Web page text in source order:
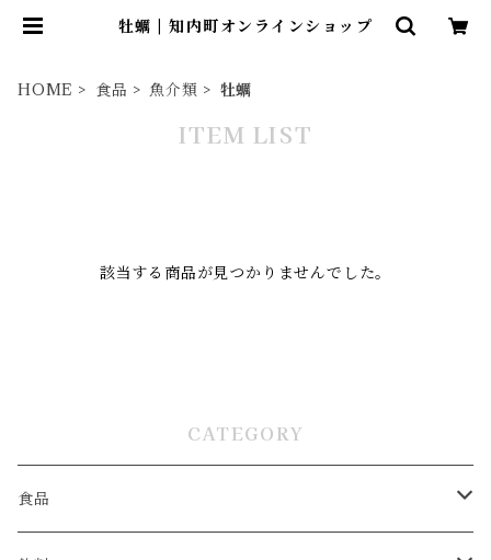
牡蠣 | 知内町オンラインショップ
HOME 食品 魚介類 牡蠣
ITEM LIST
該当する商品が見つかりませんでした。
CATEGORY
食品